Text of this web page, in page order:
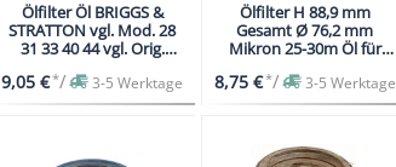
Ölfilter Öl BRIGGS &
STRATTON vgl. Mod. 28
31 33 40 44 vgl. Orig.
9,05 €*/ 3-5 Werktage
Ölfilter H 88,9 mm
Gesamt Ø 76,2 mm
Mikron 25-30m Öl für
8,75 €*/ 3-5 Werktage